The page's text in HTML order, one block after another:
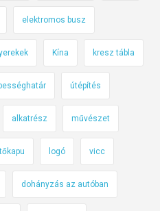
elektromos busz
Kína kresz tábla
útépítés
alkatrész művészet
logó vicc
dohányzás az autóban